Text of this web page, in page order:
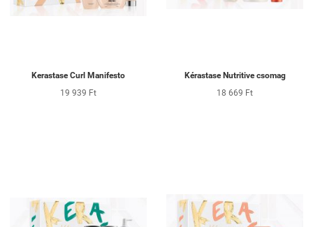
Kerastase Curl Manifesto
19 939 Ft
Kérastase Nutritive csomag
18 669 Ft